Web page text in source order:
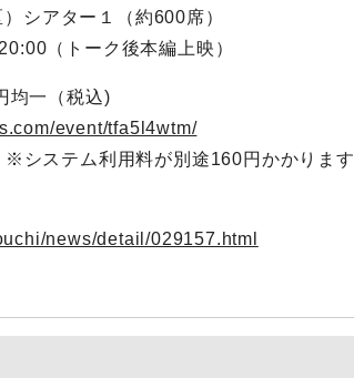
シアター１（約600席）
（トーク後本編上映）
均一（税込)
event/tfa5l4wtm/
システム利用料が別途160円かかります
news/detail/029157.html